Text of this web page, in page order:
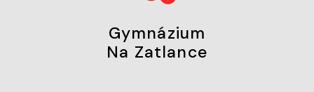
Gymnázium
Na Zatlance